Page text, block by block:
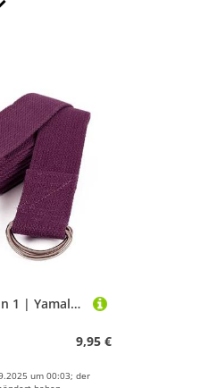
Bodhi Yogagurt 2 in 1 | Yamala Belt aus Baumwolle | Praktisches Yoga Zubehör für Dehnen und Fitness | Waschbarer Carry Strap mit Metallverschluss | Tragegurt für dicke Yogamatten | lila
9,95 €
um 00:03; der